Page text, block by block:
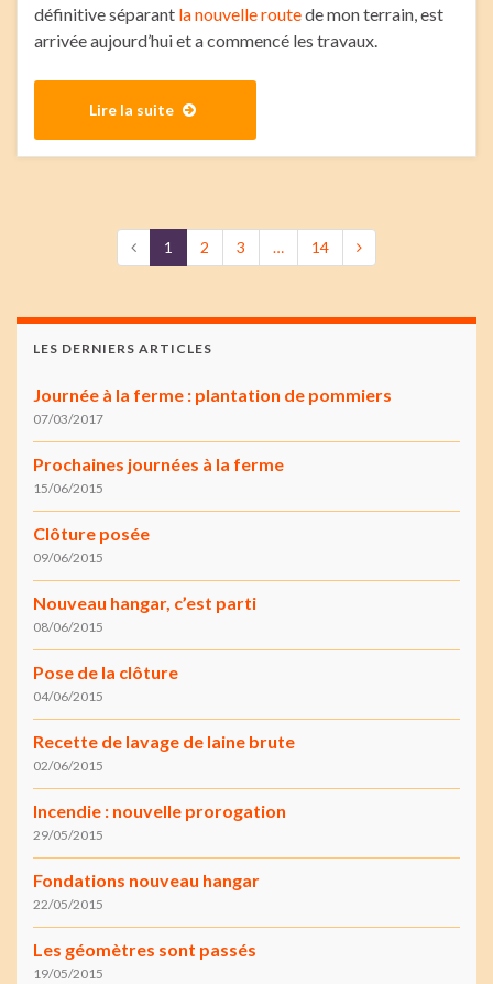
définitive séparant la nouvelle routede mon terrain, est
arrivée aujourd’hui et a commencé les travaux.
Lire la suite
1 2 3 … 14
LES DERNIERS ARTICLES
Journée à la ferme : plantation de pommiers
07/03/2017
Prochaines journées à la ferme
15/06/2015
Clôture posée
09/06/2015
Nouveau hangar, c’est parti
08/06/2015
Pose de la clôture
04/06/2015
Recette de lavage de laine brute
02/06/2015
Incendie : nouvelle prorogation
29/05/2015
Fondations nouveau hangar
22/05/2015
Les géomètres sont passés
19/05/2015